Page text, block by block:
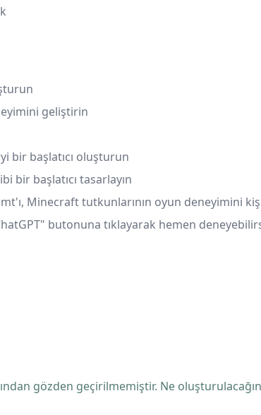
geliştirin
bir başlatıcı oluşturun
bir başlatıcı tasarlayın
Minecraft tutkunlarının oyun deneyimini
butonuna tıklayarak hemen
gözden geçirilmemiştir. Ne